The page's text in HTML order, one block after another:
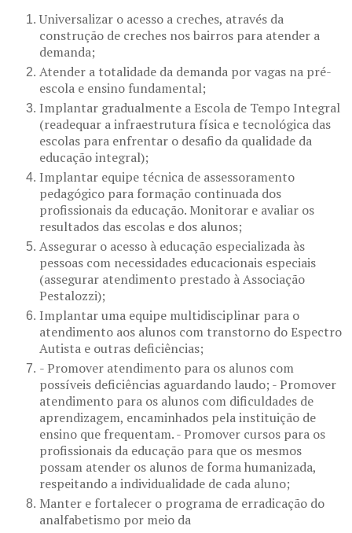
Universalizar o acesso a creches, através da
construção de creches nos bairros para atender a
demanda;
Atender a totalidade da demanda por vagas na pré-
escola e ensino fundamental;
Implantar gradualmente a Escola de Tempo Integral
(readequar a infraestrutura física e tecnológica das
escolas para enfrentar o desafio da qualidade da
educação integral);
Implantar equipe técnica de assessoramento
pedagógico para formação continuada dos
profissionais da educação. Monitorar e avaliar os
resultados das escolas e dos alunos;
Assegurar o acesso à educação especializada às
pessoas com necessidades educacionais especiais
(assegurar atendimento prestado à Associação
Pestalozzi);
Implantar uma equipe multidisciplinar para o
atendimento aos alunos com transtorno do Espectro
Autista e outras deficiências;
- Promover atendimento para os alunos com
possíveis deficiências aguardando laudo; - Promover
atendimento para os alunos com dificuldades de
aprendizagem, encaminhados pela instituição de
ensino que frequentam. - Promover cursos para os
profissionais da educação para que os mesmos
possam atender os alunos de forma humanizada,
respeitando a individualidade de cada aluno;
Manter e fortalecer o programa de erradicação do
analfabetismo por meio da